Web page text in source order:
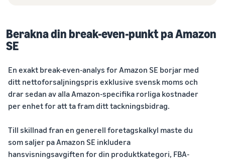
Berakna din break-even-punkt pa Amazon
SE
En exakt break-even-analys for Amazon SE borjar med
ditt nettoforsaljningspris exklusive svensk moms och
drar sedan av alla Amazon-specifika rorliga kostnader
per enhet for att ta fram ditt tackningsbidrag.
Till skillnad fran en generell foretagskalkyl maste du
som saljer pa Amazon SE inkludera
hansvisningsavgiften for din produktkategori, FBA-